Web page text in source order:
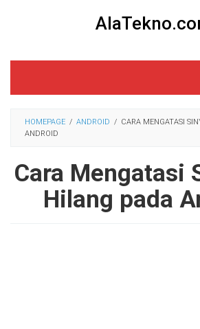
HOMEPAGE / ANDROID / CARA MENGATASI
ANDROID
Cara Mengatasi
Hilang pada